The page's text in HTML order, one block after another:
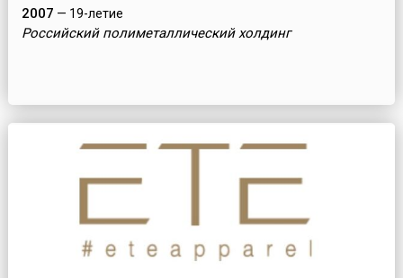
2007 — 19-летие
Российский полиметаллический холдинг